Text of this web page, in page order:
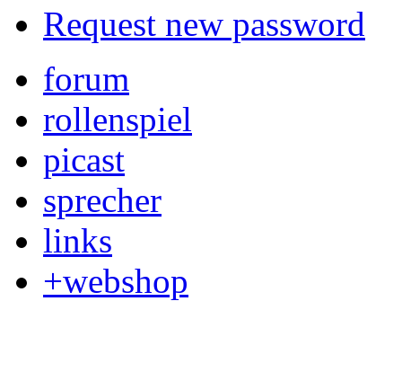
Request new password
forum
rollenspiel
picast
sprecher
links
+webshop